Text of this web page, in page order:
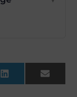
LinkedInEmail